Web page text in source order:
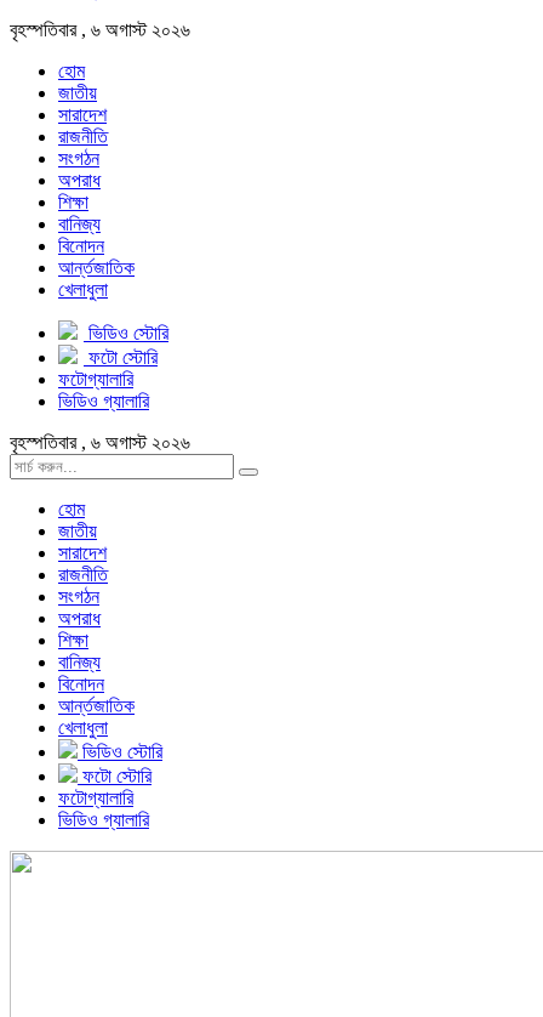
বৃহস্পতিবার , ৬ অগাস্ট ২০২৬
হোম
জাতীয়
সারাদেশ
রাজনীতি
সংগঠন
অপরাধ
শিক্ষা
বানিজ্য
বিনোদন
আর্ন্তজাতিক
খেলাধুলা
ভিডিও স্টোরি
ফটো স্টোরি
ফটোগ্যালারি
ভিডিও গ্যালারি
বৃহস্পতিবার , ৬ অগাস্ট ২০২৬
হোম
জাতীয়
সারাদেশ
রাজনীতি
সংগঠন
অপরাধ
শিক্ষা
বানিজ্য
বিনোদন
আর্ন্তজাতিক
খেলাধুলা
ভিডিও স্টোরি
ফটো স্টোরি
ফটোগ্যালারি
ভিডিও গ্যালারি